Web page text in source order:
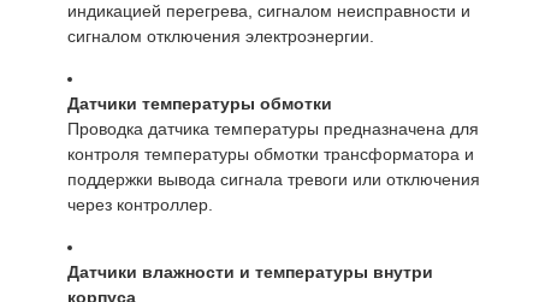
Эффективность 99,10%
окружающей среды
Уровень звука 56 дБА
Рейтинг высоты
Размеры 75Д × 59Ш × 83В
индикацией перегрева, сигналом неисправности и
сигналом отключения электроэнергии.
Датчики температуры обмотки
Проводка датчика температуры предназначена для
контроля температуры обмотки трансформатора и
поддержки вывода сигнала тревоги или отключения
через контроллер.
Датчики влажности и температуры внутри
корпуса